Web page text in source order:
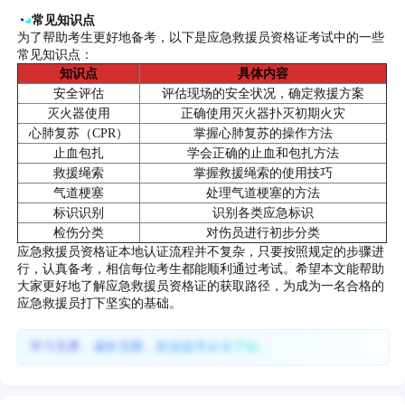
◔◕常见知识点
为了帮助考生更好地备考，以下是应急救援员资格证考试中的一些
常见知识点：
知识点
具体内容
安全评估
评估现场的安全状况，确定救援方案
灭火器使用
正确使用灭火器扑灭初期火灾
心肺复苏（CPR）
掌握心肺复苏的操作方法
止血包扎
学会正确的止血和包扎方法
救援绳索
掌握救援绳索的使用技巧
气道梗塞
处理气道梗塞的方法
标识识别
识别各类应急标识
检伤分类
对伤员进行初步分类
应急救援员资格证本地认证流程并不复杂，只要按照规定的步骤进
行，认真备考，相信每位考生都能顺利通过考试。希望本文能帮助
大家更好地了解应急救援员资格证的获取路径，为成为一名合格的
应急救援员打下坚实的基础。
学习无界、成长无限，职业提升从当下始。